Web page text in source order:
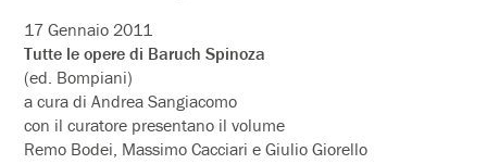
17 Gennaio 2011
Tutte le opere di Baruch Spinoza
(ed. Bompiani)
a cura di Andrea Sangiacomo
con il curatore presentano il volume
Remo Bodei, Massimo Cacciari e Giulio Giorello